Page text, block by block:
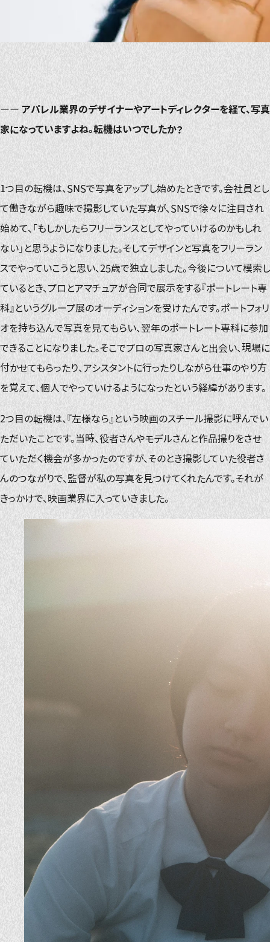
ーー アパレル業界のデザイナーやアートディレクターを経て、写真
家になっていますよね。転機はいつでしたか？
1つ目の転機は、SNSで写真をアップし始めたときです。会社員とし
て働きながら趣味で撮影していた写真が、SNSで徐々に注目され
始めて、「もしかしたらフリーランスとしてやっていけるのかもしれ
ない」と思うようになりました。そしてデザインと写真をフリーラン
スでやっていこうと思い、25歳で独立しました。今後について模索し
ているとき、プロとアマチュアが合同で展示をする『ポートレート専
科』というグループ展のオーディションを受けたんです。ポートフォリ
オを持ち込んで写真を見てもらい、翌年のポートレート専科に参加
できることになりました。そこでプロの写真家さんと出会い、現場に
付かせてもらったり、アシスタントに行ったりしながら仕事のやり方
を覚えて、個人でやっていけるようになったという経緯があります。
2つ目の転機は、『左様なら』という映画のスチール撮影に呼んでい
ただいたことです。当時、役者さんやモデルさんと作品撮りをさせ
ていただく機会が多かったのですが、そのとき撮影していた役者さ
んのつながりで、監督が私の写真を見つけてくれたんです。それが
きっかけで、映画業界に入っていきました。